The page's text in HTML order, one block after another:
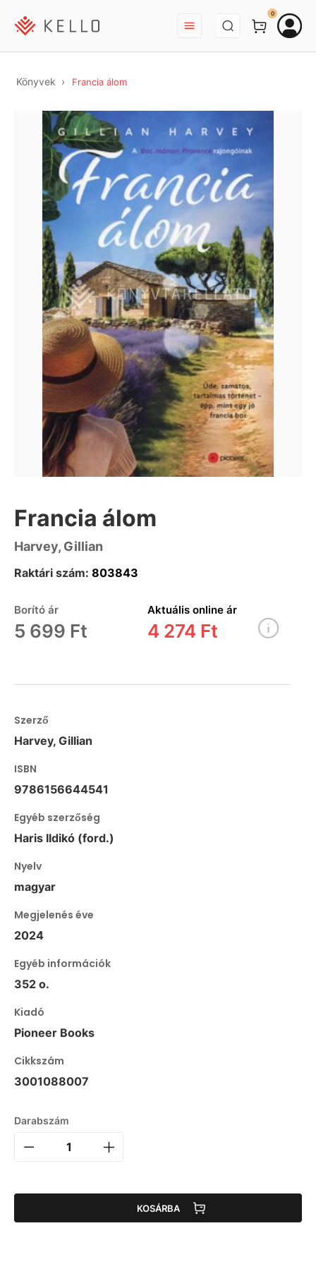
BEJELENTKEZÉS
0
Könyvek Francia álom
Francia álom
Harvey, Gillian
Raktári szám: 803843
Borító ár
5 699 Ft
Aktuális online ár
4 274 Ft
Szerző
Harvey, Gillian
ISBN
9786156644541
Egyéb szerzőség
Haris Ildikó (ford.)
Nyelv
magyar
Megjelenés éve
2024
Egyéb információk
352 o.
Kiadó
Pioneer Books
Cikkszám
3001088007
Darabszám
KOSÁRBA